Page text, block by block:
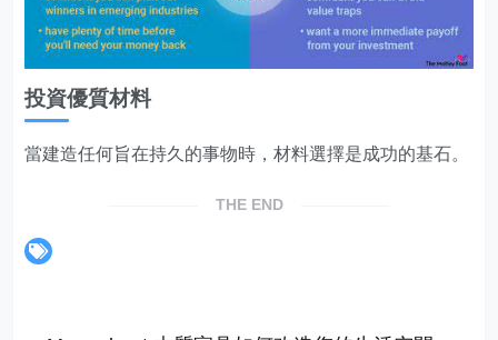
投資優質材料
當建造任何旨在持久的事物時，材料選擇是成功的基石。
THE END